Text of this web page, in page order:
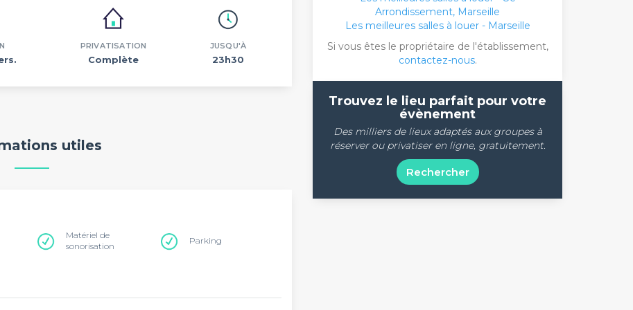
PRIVATISATION
Complète
JUSQU'À
23h30
utiles
Matériel de
sonorisation
Parking
Arrondissement, Marseille
Les meilleures salles à louer - Marseille
Si vous êtes le propriétaire de l'établissement,
contactez-nous.
Trouvez le lieu parfait pour votre
évènement
Des milliers de lieux adaptés aux groupes à
réserver ou privatiser en ligne, gratuitement.
Rechercher